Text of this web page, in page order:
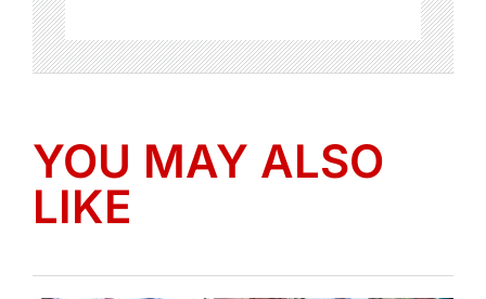
YOU MAY ALSO
LIKE